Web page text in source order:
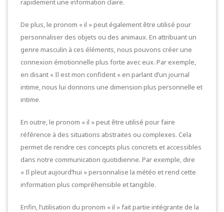
rapidement une information claire.
De plus, le pronom « il » peut également être utilisé pour
personnaliser des objets ou des animaux. En attribuant un
genre masculin à ces éléments, nous pouvons créer une
connexion émotionnelle plus forte avec eux. Par exemple,
en disant « Il est mon confident » en parlant d’un journal
intime, nous lui donnons une dimension plus personnelle et
intime.
En outre, le pronom « il » peut être utilisé pour faire
référence à des situations abstraites ou complexes. Cela
permet de rendre ces concepts plus concrets et accessibles
dans notre communication quotidienne. Par exemple, dire
« Il pleut aujourd’hui » personnalise la météo et rend cette
information plus compréhensible et tangible.
Enfin, l’utilisation du pronom « il » fait partie intégrante de la